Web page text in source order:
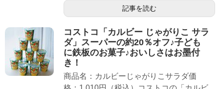
記事を読む
コストコ「カルビー じゃがりこ サラ
ダ」スーパーの約20％オフ♪子ども
に鉄板のお菓子♪おいしさはお墨付
き！
商品名：カルビーじゃがりこサラダ価